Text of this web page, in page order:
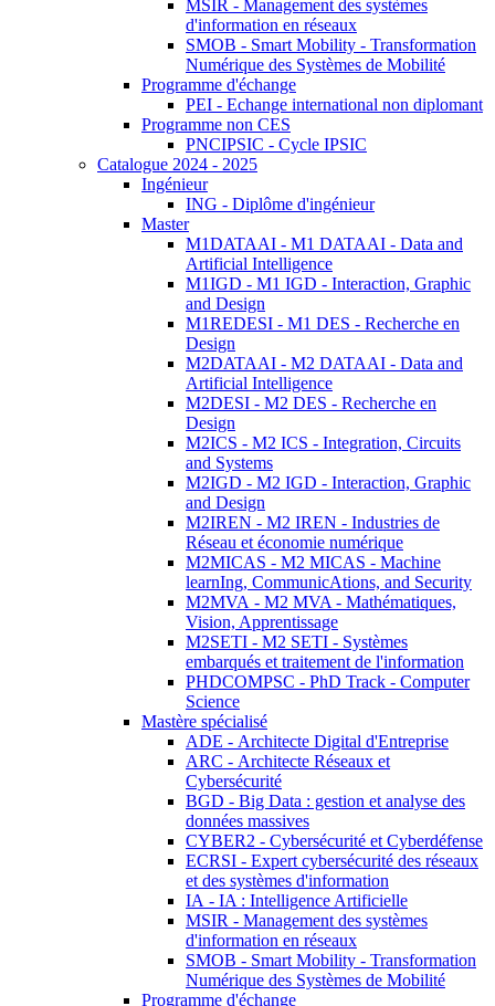
MSIR - Management des systèmes
d'information en réseaux
SMOB - Smart Mobility - Transformation
Numérique des Systèmes de Mobilité
Programme d'échange
PEI - Echange international non diplomant
Programme non CES
PNCIPSIC - Cycle IPSIC
Catalogue 2024 - 2025
Ingénieur
ING - Diplôme d'ingénieur
Master
M1DATAAI - M1 DATAAI - Data and
Artificial Intelligence
M1IGD - M1 IGD - Interaction, Graphic
and Design
M1REDESI - M1 DES - Recherche en
Design
M2DATAAI - M2 DATAAI - Data and
Artificial Intelligence
M2DESI - M2 DES - Recherche en
Design
M2ICS - M2 ICS - Integration, Circuits
and Systems
M2IGD - M2 IGD - Interaction, Graphic
and Design
M2IREN - M2 IREN - Industries de
Réseau et économie numérique
M2MICAS - M2 MICAS - Machine
learnIng, CommunicAtions, and Security
M2MVA - M2 MVA - Mathématiques,
Vision, Apprentissage
M2SETI - M2 SETI - Systèmes
embarqués et traitement de l'information
PHDCOMPSC - PhD Track - Computer
Science
Mastère spécialisé
ADE - Architecte Digital d'Entreprise
ARC - Architecte Réseaux et
Cybersécurité
BGD - Big Data : gestion et analyse des
données massives
CYBER2 - Cybersécurité et Cyberdéfense
ECRSI - Expert cybersécurité des réseaux
et des systèmes d'information
IA - IA : Intelligence Artificielle
MSIR - Management des systèmes
d'information en réseaux
SMOB - Smart Mobility - Transformation
Numérique des Systèmes de Mobilité
Programme d'échange